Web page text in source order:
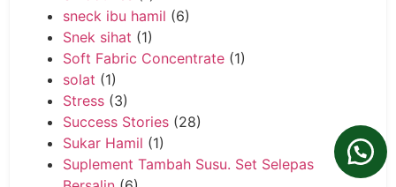
sneck ibu hamil (6)
Snek sihat (1)
Soft Fabric Concentrate (1)
solat (1)
Stress (3)
Success Stories (28)
Sukar Hamil (1)
Suplement Tambah Susu. Set Selepas